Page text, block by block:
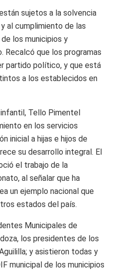
sujetos a la solvencia
al cumplimiento de las
los municipios y
Recalcó que los programas
partido político, y que está
a los establecidos en
Tello Pimentel
en los servicios
inicial a hijas e hijos de
su desarrollo integral. El
el trabajo de la
al señalar que ha
un ejemplo nacional que
estados del país.
Municipales de
los presidentes de los
y asistieron todas y
municipal de los municipios